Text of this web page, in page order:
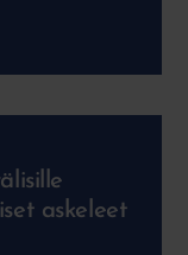
askeleet